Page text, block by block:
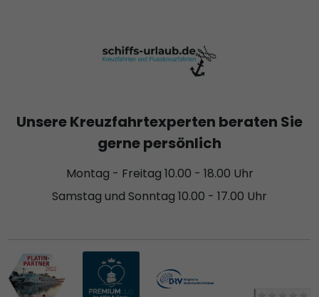
Unsere Kreuzfahrtexperten beraten Sie
gerne persönlich
Montag - Freitag 10.00 - 18.00 Uhr
Samstag und Sonntag 10.00 - 17.00 Uhr